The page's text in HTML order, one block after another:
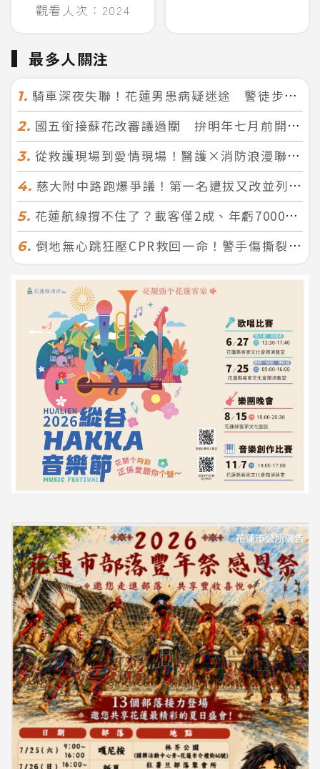
觀看人次：2024
最多人關注
1. 騎車深夜失聯！花蓮男患病疑迷途 警徒步百米急尋救回一命
2. 國五銜接蘇花改審議過關 拚明年七月前開工！台北花蓮2小時生活圈成形
3. 從救護現場到愛情現場！醫護×消防浪漫聯誼 32人配對成功5對
4. 慈大附中路跑爆爭議！第一名遭拔又改並列 家長怒：難以接受
5. 花蓮航線撐不住了？載客僅2成、年虧7000萬 華信喊：真的快飛不下去
6. 倒地無心跳狂壓CPR救回一命！警手傷撕裂仍不放手 竟救到藝人何篤霖哥哥